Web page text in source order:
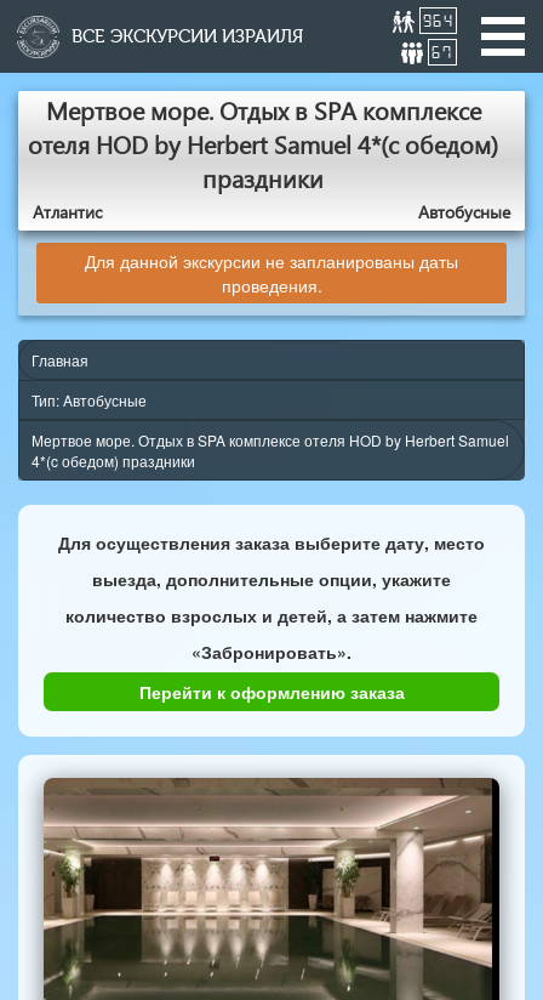
ВСЕ ЭКСКУРСИИ ИЗРАИЛЯ
964
67
Мертвое море. Отдых в SPA комплексе
отеля HOD by Herbert Samuel 4*(c обедом)
праздники
Атлантис Aвтобусные
Для данной экскурсии не запланированы даты
проведения.
Главная
Тип: Aвтобусные
Мертвое море. Отдых в SPA комплексе отеля HOD by Herbert Samuel
4*(c обедом) праздники
Для осуществления заказа выберите дату, место
выезда, дополнительные опции, укажите
количество взрослых и детей, а затем нажмите
«Забронировать».
Перейти к оформлению заказа